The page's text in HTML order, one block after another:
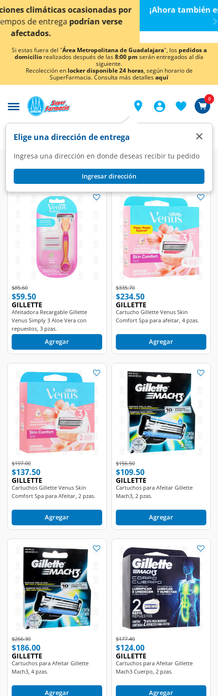
< div class="carousel-inner">
¡Ahora también en Aguascalientes! Daclic aquípara
conocer detalles.
Si estas fuera del "
realizados después de las
serán entregados al día
siguiente.
Recolección enlocker disponible 24 horas, según horario de
SuperFarmacia. Consulta más detalles
Elige una dirección de entrega
Ingresa una dirección en donde deseas recibir tu pedido
×
Gillette/Venus/Sensor 3/Simply(34 productos)
Price reduced from
$59.50
GILLETTE
Afeitadora Recargable Gillette
Venus Simply 3 Aloe Vera con
repuestos, 3 pzas.
Agregar
Price reduced from
$335.70to
$234.50
GILLETTE
Cartucho Gillette Venus Skin
Comfort Spa para afeitar, 4 pzas.
Price reduced from
$197.00to
$137.50
GILLETTE
Cartuchos Gillette Venus Skin
Comfort Spa para Afeitar, 2 pzas.
Price reduced from
$156.50to
$109.50
GILLETTE
Cartuchos para Afeitar Gillette
Mach3, 2 pzas.
Price reduced from
$266.30to
$186.00
GILLETTE
Cartuchos para Afeitar Gillette
Mach3, 4 pzas.
Price reduced from
$177.40to
$124.00
GILLETTE
Cartuchos para Afeitar Gillette
Mach3 Cuerpo, 2 pzas.